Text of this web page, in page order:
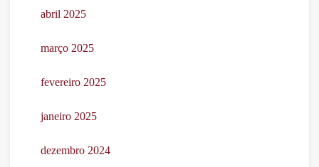
abril 2025
março 2025
fevereiro 2025
janeiro 2025
dezembro 2024